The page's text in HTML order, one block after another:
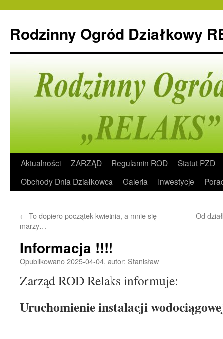
Rodzinny Ogród Działkowy
Przeskocz
do
Aktualności ZARZĄD Regulamin ROD
Statut PZD
Obchody Dnia Działkowca
Galeria Inwestycje
← To dopiero początek kwietnia, a mnie się
marzy…
Od
Informacja !!!!
Opublikowano2025-04-04, autor: Stanisław
Zarząd ROD Relaks informuje:
Uruchomienie instalacji